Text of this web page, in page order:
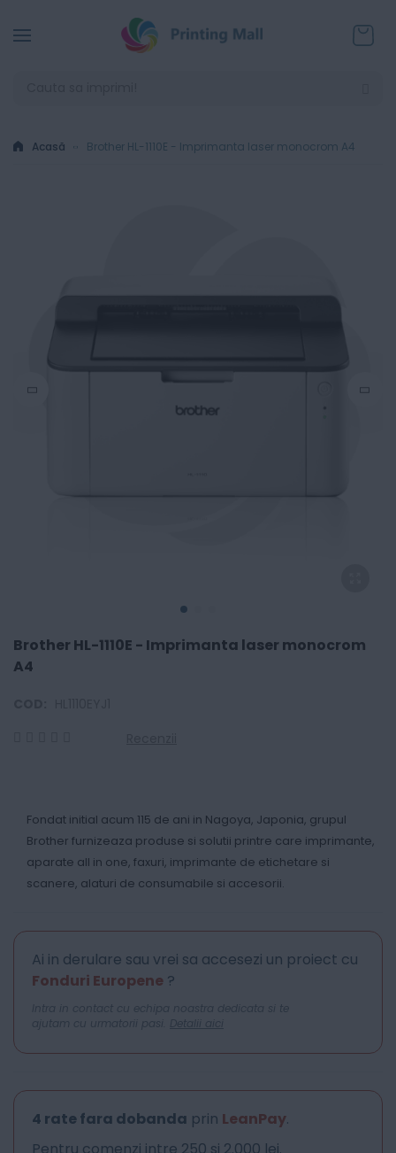
Acasă Brother HL-1110E - Imprimanta laser monocrom A4
Brother HL-1110E - Imprimanta laser monocrom
A4
Fondat initial acum 115 de ani in Nagoya, Japonia, grupul
Brother furnizeaza produse si solutii printre care imprimante,
aparate all in one, faxuri, imprimante de etichetare si
scanere, alaturi de consumabile si accesorii.
Ai in derulare sau vrei sa accesezi un proiect cu
Fonduri Europene ?
Intra in contact cu echipa noastra dedicata si te
ajutam cu urmatorii pasi. Detalii aici
4 rate fara dobanda prin LeanPay.